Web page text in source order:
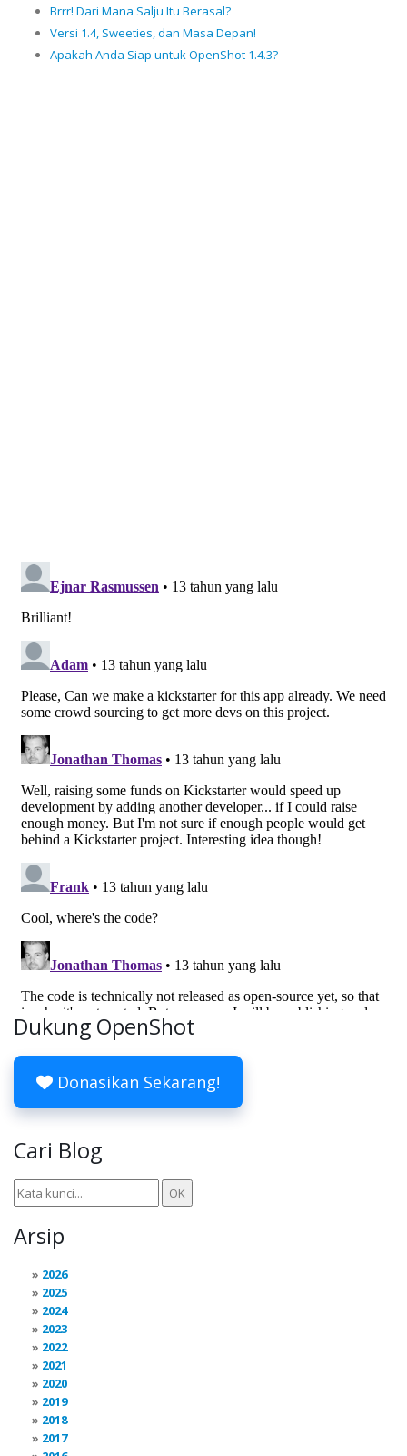
Brrr! Dari Mana Salju Itu Berasal?
Versi 1.4, Sweeties, dan Masa Depan!
Apakah Anda Siap untuk OpenShot 1.4.3?
Dukung OpenShot
Donasikan Sekarang!
Cari Blog
Arsip
2026
2025
2024
2023
2022
2021
2020
2019
2018
2017